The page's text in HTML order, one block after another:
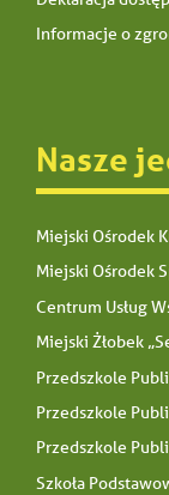
Informacje o
Nasze
Miejski Ośrodek
Miejski Ośrodek
Centrum Usług
Miejski Żłobek
Przedszkole
Przedszkole
Przedszkole
Szkoła